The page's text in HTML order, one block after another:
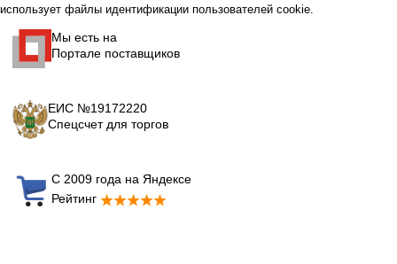
использует файлы идентификации пользователей cookie.
Мы есть на
Портале поставщиков
ЕИС №19172220
Спецсчет для торгов
С 2009 года на Яндексе
Рейтинг